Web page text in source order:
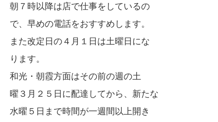
朝７時以降は店で仕事をしているの
で、早めの電話をおすすめします。
また改定日の４月１日は土曜日にな
ります。
和光・朝霞方面はその前の週の土
曜３月２５日に配達してから、新たな
水曜５日まで時間が一週間以上開き